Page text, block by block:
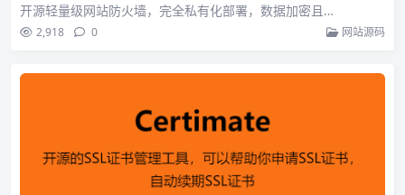
开源轻量级网站防火墙，完全私有化部署，数据加密且…
2,918 0 网站源码